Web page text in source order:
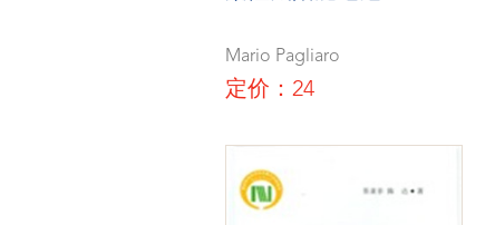
Mario Pagliaro
定价：24